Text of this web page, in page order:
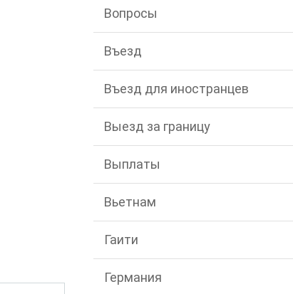
Вопросы
Въезд
Въезд для иностранцев
Выезд за границу
Выплаты
Вьетнам
Гаити
Германия